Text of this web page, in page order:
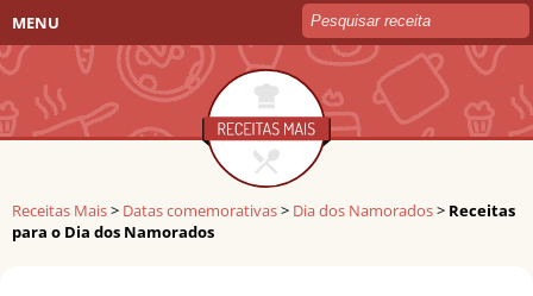
MENU
Receitas Mais> Datas comemorativas> Dia dos Namorados> Receitas
para o Dia dos Namorados